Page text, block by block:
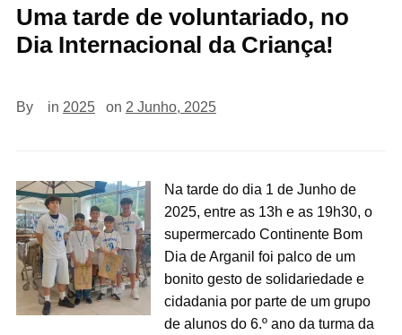
Uma tarde de voluntariado, no
Dia Internacional da Criança!
By in 2025 on 2 Junho, 2025
Na tarde do dia 1 de Junho de
2025, entre as 13h e as 19h30, o
supermercado Continente Bom
Dia de Arganil foi palco de um
bonito gesto de solidariedade e
cidadania por parte de um grupo
de alunos do 6.º ano da turma da